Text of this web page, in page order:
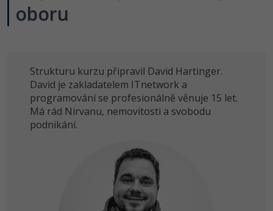
oboru
Strukturu kurzu připravil David Hartinger.
David je zakladatelem ITnetwork a
programování se profesionálně věnuje 15 let.
Má rád Nirvanu, nemovitosti a svobodu
podnikání.